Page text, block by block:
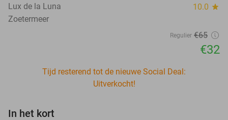
Lux de la Luna 10.0 star
Zoetermeer
Regulier €65
€32
Tijd resterend tot de nieuwe Social Deal:
Uitverkocht!
In het kort